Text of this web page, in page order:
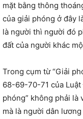
mặt bằng thông
của giải phóng ở đây
là người thì người đó
đất của người khác
Trong cụm từ “Giải
68-69-70-71 của
phóng” không phải là
mà là người dân